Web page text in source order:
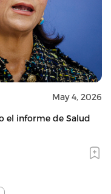
May 4, 2026
el informe de Salud